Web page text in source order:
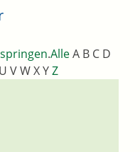
.AlleA B C D
U VWXYZ